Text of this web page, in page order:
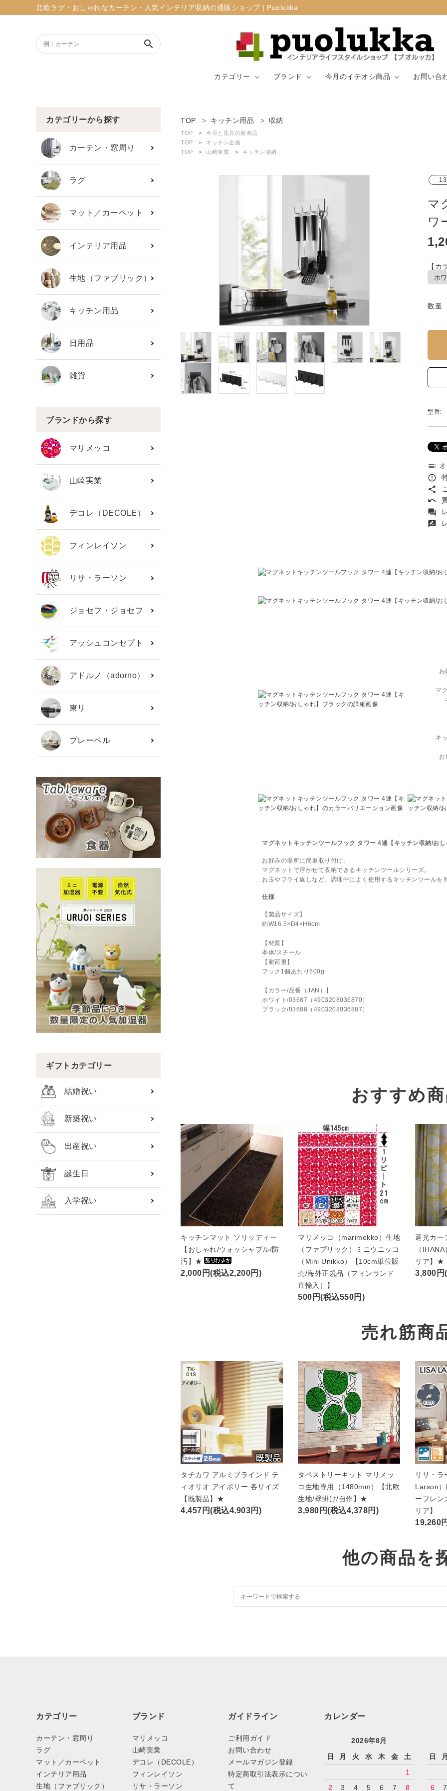
北欧ラグ・おしゃれなカーテン・人気インテリア収納の通販ショップ | Puolukka
search
カテゴリー
カーテン・窓周
り
生地（ファブリ
ブランド 今月のイチオシ商品 お問い合
ようこそ ゲスト 様
ログイン person 新規会員登録
カテゴリーから探す
ブランド
ガイドライン
カテゴリーから探す
カーテン・窓周り
ラグ
マット／カーペット
インテリア用品
生地（ファブリック）
キッチン用品
日用品
雑貨
ブランドから探す
マリメッコ
山崎実業
デコレ（DECOLE）
フィンレイソン
リサ・ラーソン
ジョセフ・ジョセフ
アッシュコンセプト
アドルノ（adorno）
東リ
プレーベル
ギフトカテゴリー
結婚祝い
新築祝い
出産祝い
誕生日
入学祝い
TOP キッチン用品 収納
TOP
今月と先月の新商品
TOP
キッチン企画
TOP
山崎実業 キッチン収納
マ
ワ
【カ
数量
型番:
toc
error_outline
share
undo
forum
rate_review
お
マ
キ
お
マグネットキッチンツールフック タワー 4連【キッチン収納/おし
お好みの場所に簡単取り付け。
マグネットで浮かせて収納できるキッチンツールシリーズ。
お玉やフライ返しなど、調理中によく使用するキッチンツールを
仕様
【製品サイズ】
約W16.5×D4×H6cm
【材質】
本体/スチール
【耐荷重】
フック1個あたり500g
【カラー/品番（JAN）】
ホワイト/03687（4903208036870）
ブラック/03688（4903208036887）
おすすめ
キッチンマット ソリッディー
【おしゃれ/ウォッシャブル/防
汚】★
2,000円(税込2,200円)
マリメッコ（marimekko）生地
（ファブリック）ミニウニッコ
（Mini Unikko）【10cm単位販
売/海外正規品（フィンランド
直輸入）】
500円(税込550円)
遮光カー
（
リア】★
3,800円
売れ筋商
タチカワ アルミブラインド テ
ィオリオ アイボリー 各サイズ
【既製品】★
4,457円(税込4,903円)
タペストリーキット マリメッ
コ生地専用（1480mm）【北欧
生地/壁掛け/自作】★
3,980円(税込4,378円)
リサ・ラ
Larson
ーフレン
リア】
19,260
他の商品を
カテゴリー
カーテン・窓周り
ラグ
マット／カーペット
インテリア用品
生地（ファブリック）
ブランド
マリメッコ
山崎実業
デコレ（DECOLE）
フィンレイソン
リサ・ラーソン
ガイドライン
ご利用ガイド
お問い合わせ
メールマガジン登録
特定商取引法表示につい
て
カレンダー
2026年8月
日
月 火 水 木 金
土
1
2
3 4 5 6 7 8
日
6 7